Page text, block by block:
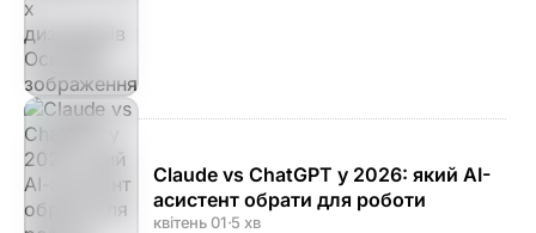
Claude vs ChatGPT у 2026: який AI-
асистент обрати для роботи
квітень 01·5 хв